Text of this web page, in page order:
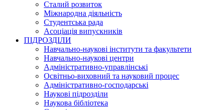
Сталий розвиток
Міжнародна діяльність
Студентська рада
Асоціація випускників
ПІДРОЗДІЛИ
Навчально-наукові інститути та факультети
Навчально-наукові центри
Адміністративно-управлінські
Освітньо-виховний та науковий процес
Адміністративно-господарські
Наукові підрозділи
Наукова бібліотека